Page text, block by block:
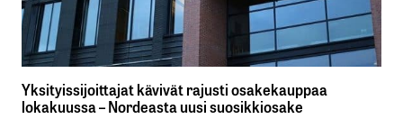
Yksityissijoittajat kävivät rajusti osakekauppaa
lokakuussa – Nordeasta uusi suosikkiosake